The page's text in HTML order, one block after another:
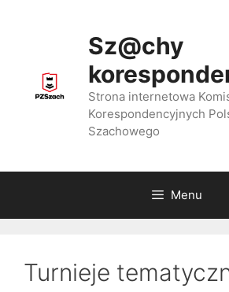
Sz@chy
Strona internetowa
Korespondencyjnych
Szachowego
Menu
Turnieje